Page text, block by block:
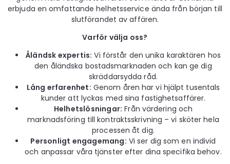
erbjuda en omfattande helhetsservice ända från början till
slutförandet av affären.
Varför välja oss?
Åländsk expertis: Vi förstår den unika karaktären hos
den åländska bostadsmarknaden och kan ge dig
skräddarsydda råd.
Lång erfarenhet: Genom åren har vi hjälpt tusentals
kunder att lyckas med sina fastighetsaffärer.
Helhetslösningar: Från värdering och
marknadsföring till kontraktsskrivning – vi sköter hela
processen åt dig.
Personligt engagemang: Vi ser dig som en individ
och anpassar våra tjänster efter dina specifika behov.